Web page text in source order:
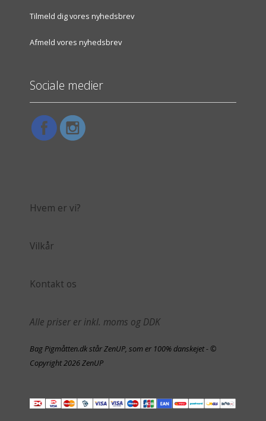
Tilmeld dig vores nyhedsbrev
Afmeld vores nyhedsbrev
Sociale medier
Hvem er vi?
Vilkår
Kontakt os
Alle priser er inkl. moms og DDK
Bag Pigmåtten.dk står ZenUP, som er 100% danskejet - ©
Copyright 2026 ZenUP